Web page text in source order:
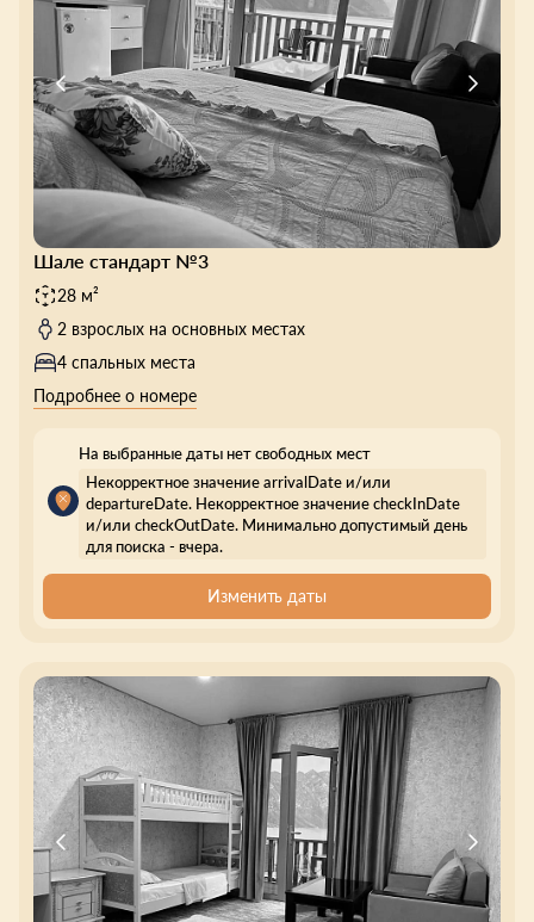
Шале стандарт №3
28 м²
2 взрослых на основных местах
4 спальных места
Подробнее о номере
На выбранные даты нет свободных мест
Некорректное значение arrivalDate и/или
departureDate. Некорректное значение checkInDate
и/или checkOutDate. Минимально допустимый день
для поиска - вчера.
Изменить даты